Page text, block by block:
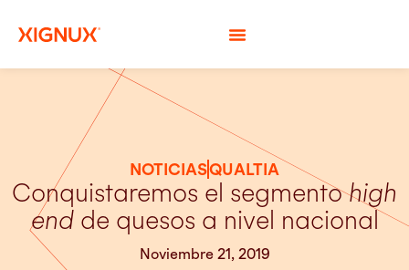
NOTICIASQUALTIA
Conquistaremos el segmentohigh
endde quesos a nivel nacional
Noviembre 21, 2019